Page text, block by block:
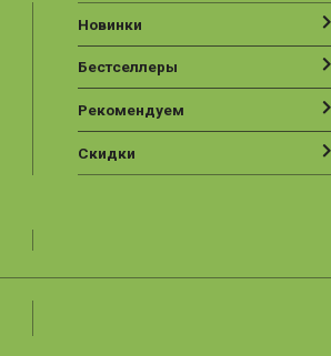
Новинки
Бестселлеры
Рекомендуем
Скидки